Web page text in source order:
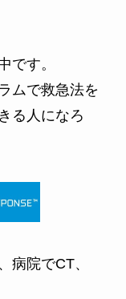
です。
ムで救急法を
る人になろ
病院でCT、